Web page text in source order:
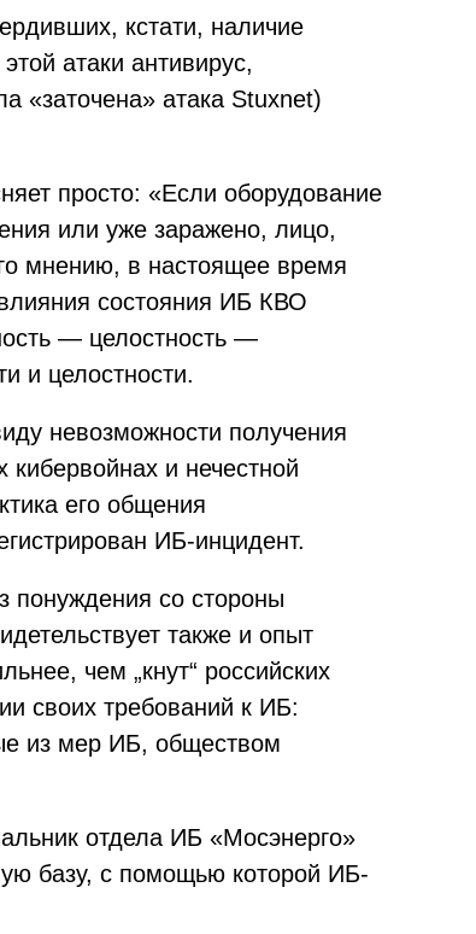
кстати, наличие
атаки антивирус,
«заточена» атака Stuxnet)
просто: «Если оборудование
или уже заражено, лицо,
мнению, в настоящее время
влияния состояния ИБ КВО
— целостность —
и целостности.
невозможности получения
и нечестной
его общения
ИБ-инцидент.
понуждения со стороны
также и опыт
чем „кнут“ российских
своих требований к ИБ:
из мер ИБ, обществом
отдела ИБ «Мосэнерго»
базу, с помощью которой ИБ-